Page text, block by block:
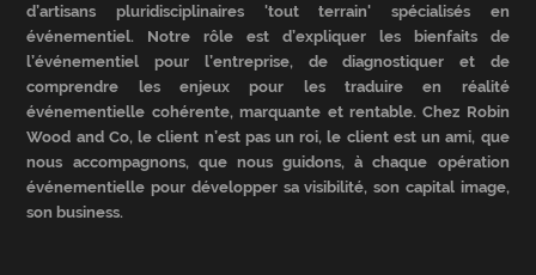
d’artisans pluridisciplinaires 'tout terrain' spécialisés en
événementiel. Notre rôle est d’expliquer les bienfaits de
l’événementiel pour l’entreprise, de diagnostiquer et de
comprendre les enjeux pour les traduire en réalité
événementielle cohérente, marquante et rentable. Chez Robin
Wood and Co, le client n’est pas un roi, le client est un ami, que
nous accompagnons, que nous guidons, à chaque opération
événementielle pour développer sa visibilité, son capital image,
son business.